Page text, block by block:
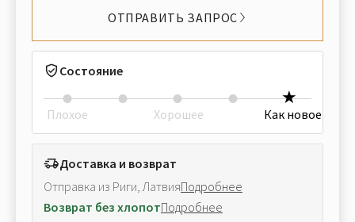
ОТПРАВИТЬ ЗАПРОС
Состояние
Плохое Хорошее Как новое
Доставка и возврат
Отправка из Риги, ЛатвияПодробнее
Возврат без хлопотПодробнее